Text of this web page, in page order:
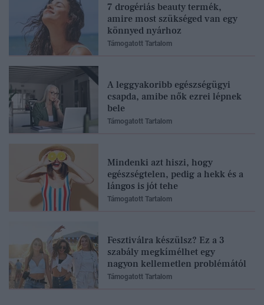
7 drogériás beauty termék,
amire most szükséged van egy
könnyed nyárhoz
Támogatott Tartalom
A leggyakoribb egészségügyi
csapda, amibe nők ezrei lépnek
bele
Támogatott Tartalom
Mindenki azt hiszi, hogy
egészségtelen, pedig a hekk és a
lángos is jót tehe
Támogatott Tartalom
Fesztiválra készülsz? Ez a 3
szabály megkímélhet egy
nagyon kellemetlen problémától
Támogatott Tartalom